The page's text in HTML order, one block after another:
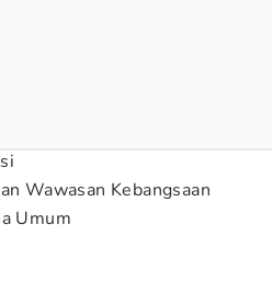
Wawasan Kebangsaan
Umum